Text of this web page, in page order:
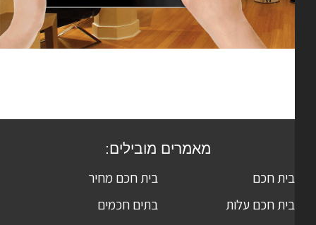
מאמרים מובילים:
בית חכם
בית חכם מחיר
בית חכם עלות
בתים חכמים